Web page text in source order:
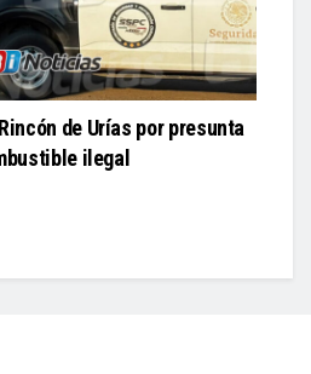
de Urías por presunta
ilegal